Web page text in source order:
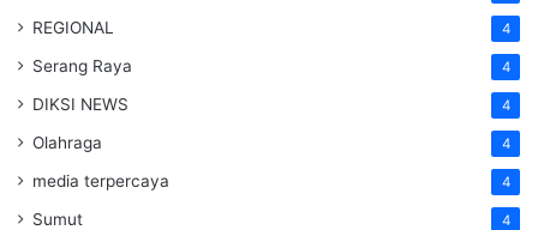
REGIONAL 4
Serang Raya 4
DIKSI NEWS 4
Olahraga 4
media terpercaya 4
Sumut 4